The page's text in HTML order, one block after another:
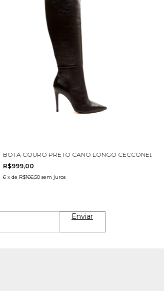
5
BOTA COURO PRETO CANO LONGO
R$999,00
6 x de R$166,50 sem juros